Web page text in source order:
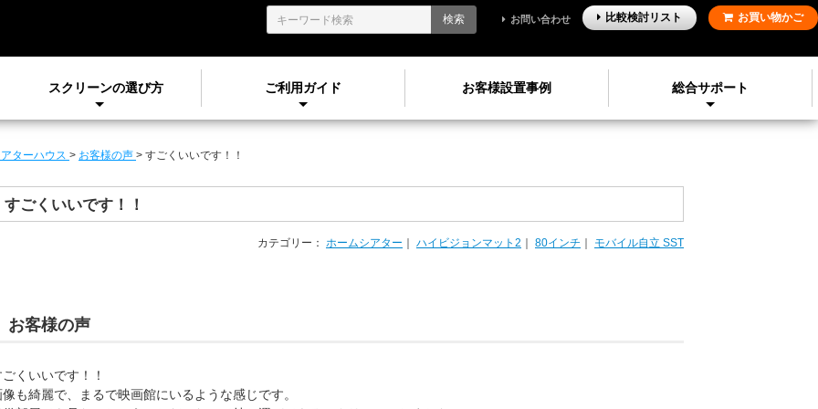
スクリーンの選び方 ご利用ガイド お客様設置事例 総合サポート
検索 お問い合わせ 比較検討リスト お買い物かご
ターハウス > お客様の声 > すごくいいです！！
すごくいいです！！
カテゴリー： ホームシアター ハイビジョンマット2 80インチ モバイル自立 SST
お客様の声
くいいです！！
像も綺麗で、まるで映画館にいるような感じです。